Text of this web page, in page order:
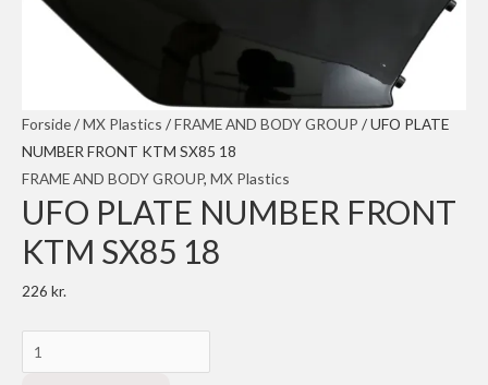
Forside/MX Plastics /FRAME AND BODY GROUP / UFO PLATE
NUMBER FRONT KTM SX85 18
FRAME AND BODY GROUP, MX Plastics
UFO PLATE NUMBER FRONT
KTM SX85 18
226 kr.
UFO
PLATE